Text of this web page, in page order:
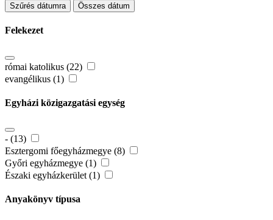
Szűrés dátumra Összes dátum
Felekezet
római katolikus (22)
evangélikus (1)
Egyházi közigazgatási egység
- (13)
Esztergomi főegyházmegye (8)
Győri egyházmegye (1)
Északi egyházkerület (1)
Anyakönyv típusa